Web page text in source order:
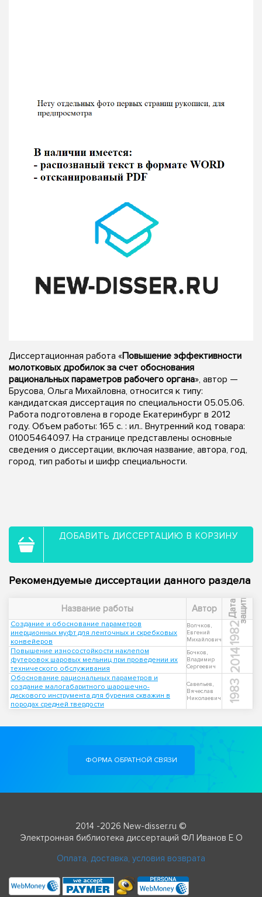
Диссертационная работа «Повышение эффективности
молотковых дробилок за счет обоснования
рациональных параметров рабочего органа», автор —
Брусова, Ольга Михайловна, относится к типу:
кандидатская диссертация по специальности 05.05.06.
Работа подготовлена в городе Екатеринбург в 2012
году. Объем работы: 165 с. : ил.. Внутренний код товара:
01005464097. На странице представлены основные
сведения о диссертации, включая название, автора, год,
город, тип работы и шифр специальности.
ДОБАВИТЬ ДИССЕРТАЦИЮ В КОРЗИНУ
Рекомендуемые диссертации данного раздела
Название работы Автор Д
а
т
а
з
а
щ
и
т ы
Создание и обоснование параметров
инерционных муфт для ленточных и скребковых
конвейеров
Волчков,
Евгений
Михайлович
1982
Повышение износостойкости наклепом
футеровок шаровых мельниц при проведении их
технического обслуживания
Бочков,
Владимир
Сергеевич
2014
Обоснование рациональных параметров и
создание малогабаритного шарошечно-
дискового инструмента для бурения скважин в
породах средней твердости
Савельев,
Вячеслав
Николаевич
1983
ФОРМА ОБРАТНОЙ СВЯЗИ
2014 -2026 New-disser.ru ©
Электронная библиотека диссертаций ФЛ Иванов Е О
Оплата, доставка, условия возврата